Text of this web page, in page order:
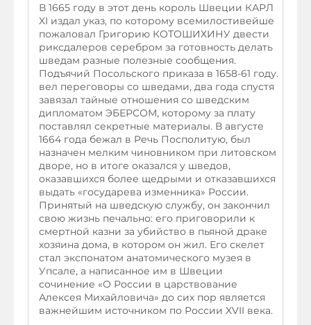
В 1665 году в этот день король Швеции КАРЛ
XI издал указ, по которому всемилостивейше
пожаловал Григорию КОТОШИХИНУ двести
риксдалеров серебром за готовность делать
шведам разные полезные сообщения.
Подъячий Посольского приказа в 1658-61 году.
вел переговоры со шведами, два года спустя
завязал тайные отношения со шведским
дипломатом ЭБЕРСОМ, которому за плату
поставлял секретные материалы. В августе
1664 года бежал в Речь Посполитую, был
назначен мелким чиновником при литовском
дворе, но в итоге оказался у шведов,
оказавшихся более щедрыми и отказавшихся
выдать «государева изменника» России.
Принятый на шведскую службу, он закончил
свою жизнь печально: его приговорили к
смертной казни за убийство в пьяной драке
хозяина дома, в котором он жил. Его скелет
стал экспонатом анатомического музея в
Упсале, а написанное им в Швеции
сочинение «О России в царствование
Алексея Михайловича» до сих пор является
важнейшим источником по России XVII века.